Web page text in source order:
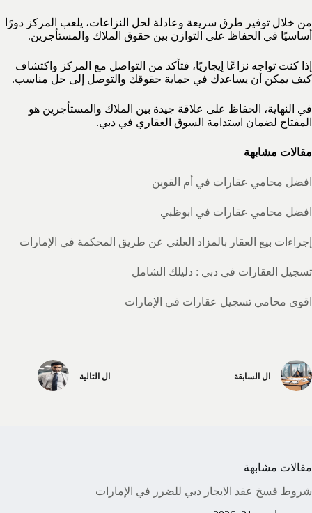
من خلال توفير طرق سريعة وعادلة لحل النزاعات، يلعب المركز دورًا
أساسيًا في الحفاظ على التوازن بين حقوق الملاك والمستأجرين.
إذا كنت تواجه نزاعًا إيجاريًا، فتأكد من التواصل مع المركز واكتشاف
كيف يمكن أن يساعدك في حماية حقوقك والتوصل إلى حل مناسب.
في النهاية، الحفاظ على علاقة جيدة بين الملاك والمستأجرين هو
المفتاح لضمان استدامة السوق العقاري في دبي.
مقالات مشابهة
افضل محامي عقارات في أم القوين
افضل محامي عقارات في ابوظبي
إجراءات بيع العقار بالمزاد العلني عن طريق المحكمة في الإمارات
تسجيل العقارات في دبي : دليلك الشامل
اقوى محامي تسجيل عقارات في الإمارات
ال السابقة ال التالية
مقالات مشابهة
شروط فسخ عقد الايجار دبي للضرر في الإمارات